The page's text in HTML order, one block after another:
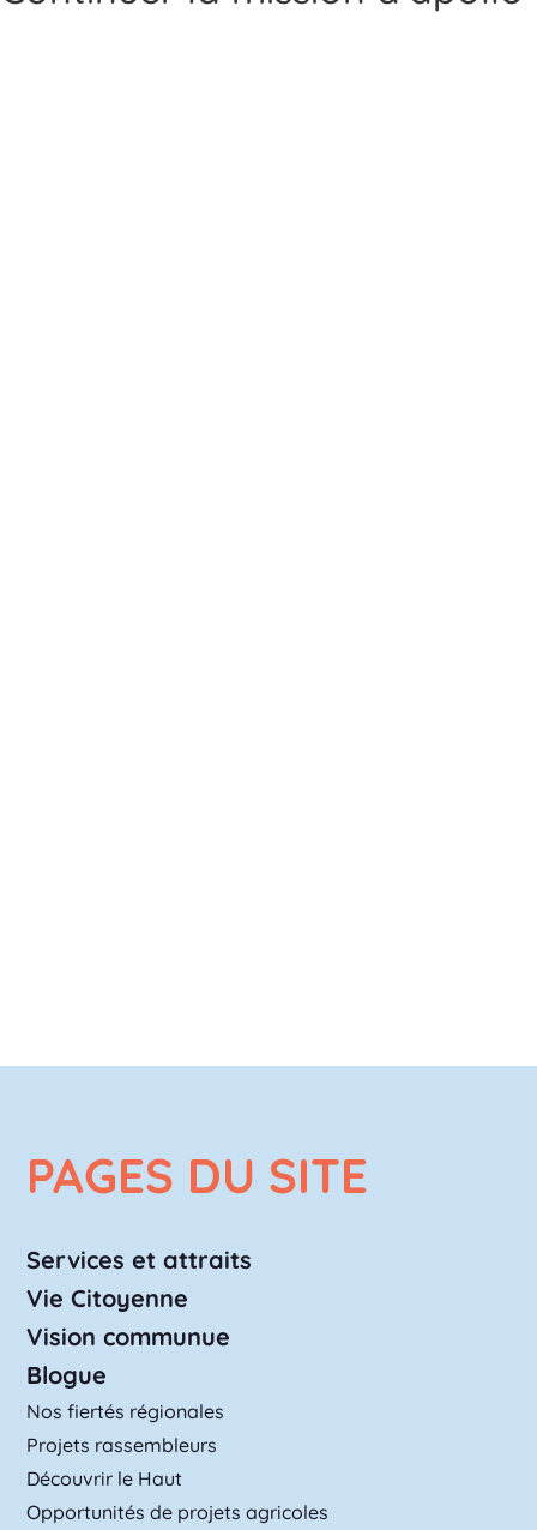
PAGES DU SITE
Services et attraits
Vie Citoyenne
Vision communue
Blogue
Nos fiertés régionales
Projets rassembleurs
Découvrir le Haut
Opportunités de projets agricoles